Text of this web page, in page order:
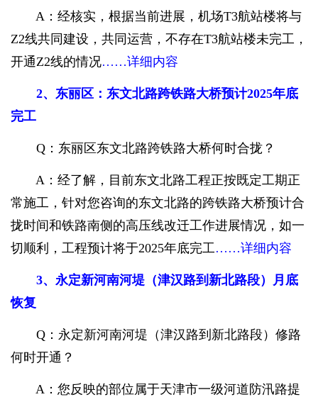
A：经核实，根据当前进展，机场T3航站楼将与
Z2线共同建设，共同运营，不存在T3航站楼未完工，
开通Z2线的情况……详细内容
2、东丽区：东文北路跨铁路大桥预计2025年底
完工
Q：东丽区东文北路跨铁路大桥何时合拢？
A：经了解，目前东文北路工程正按既定工期正
常施工，针对您咨询的东文北路的跨铁路大桥预计合
拢时间和铁路南侧的高压线改迁工作进展情况，如一
切顺利，工程预计将于2025年底完工……详细内容
3、永定新河南河堤（津汉路到新北路段）月底
恢复
Q：永定新河南河堤（津汉路到新北路段）修路
何时开通？
A：您反映的部位属于天津市一级河道防汛路提